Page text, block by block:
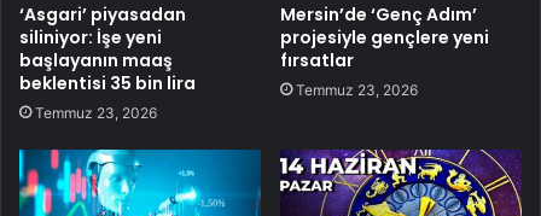
‘Asgari’ piyasadan
siliniyor: İşe yeni
başlayanın maaş
beklentisi 35 bin lira
Temmuz 23, 2026
Mersin’de ‘Genç Adım’
projesiyle gençlere yeni
fırsatlar
Temmuz 23, 2026